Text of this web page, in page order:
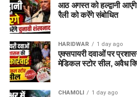
आठ अगस्त को हल्द्वानी
रैली को करेंगे संबोधित
HARIDWAR 1 day ago
एक्सपायरी दवाओं पर
मेडिकल स्टोर सील, अवैध
CHAMOLI 1 day ago